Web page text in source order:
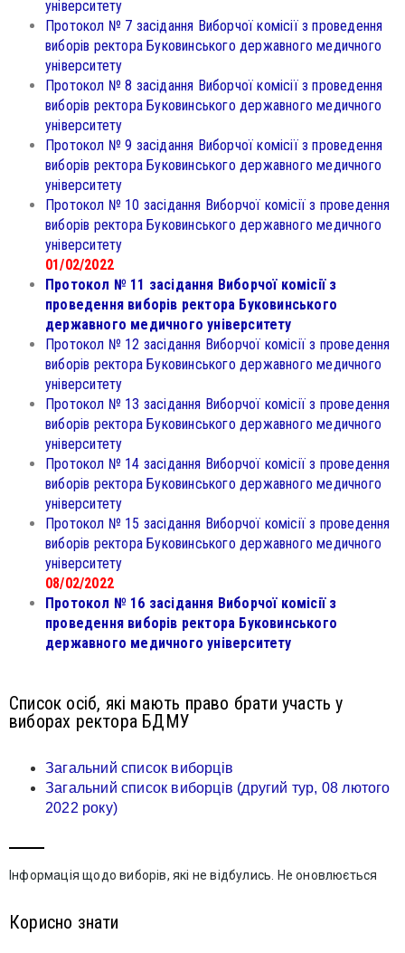
університету
Протокол № 7 засідання Виборчої комісії з проведення
виборів ректора Буковинського державного медичного
університету
Протокол № 8 засідання Виборчої комісії з проведення
виборів ректора Буковинського державного медичного
університету
Протокол № 9 засідання Виборчої комісії з проведення
виборів ректора Буковинського державного медичного
університету
Протокол № 10 засідання Виборчої комісії з проведення
виборів ректора Буковинського державного медичного
університету
01/02/2022
Протокол № 11 засідання Виборчої комісії з
проведення виборів ректора Буковинського
державного медичного університету
Протокол № 12 засідання Виборчої комісії з проведення
виборів ректора Буковинського державного медичного
університету
Протокол № 13 засідання Виборчої комісії з проведення
виборів ректора Буковинського державного медичного
університету
Протокол № 14 засідання Виборчої комісії з проведення
виборів ректора Буковинського державного медичного
університету
Протокол № 15 засідання Виборчої комісії з проведення
виборів ректора Буковинського державного медичного
університету
08/02/2022
Протокол № 16 засідання Виборчої комісії з
проведення виборів ректора Буковинського
державного медичного університету
Список осіб, які мають право брати участь у
виборах ректора БДМУ
Загальний список виборців
Загальний список виборців (другий тур, 08 лютого
2022 року)
Інформація щодо виборів, які не відбулись. Не оновлюється
Корисно знати